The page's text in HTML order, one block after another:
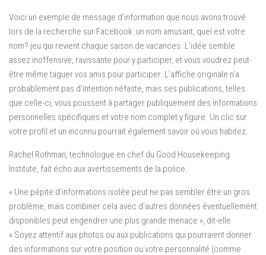
Voici un exemple de message d’information que nous avons trouvé
lors de la recherche sur Facebook: un nom amusant, quel est votre
nom? jeu qui revient chaque saison de vacances. L’idée semble
assez inoffensive, ravissante pour y participer, et vous voudrez peut-
être même taguer vos amis pour participer. L’affiche originale n’a
probablement pas d’intention néfaste, mais ses publications, telles
que celle-ci, vous poussent à partager publiquement des informations
personnelles spécifiques et votre nom complet y figure. Un clic sur
votre profil et un inconnu pourrait également savoir où vous habitez.
Rachel Rothman, technologue en chef du Good Housekeeping
Institute, fait écho aux avertissements de la police.
« Une pépite d’informations isolée peut ne pas sembler être un gros
problème, mais combiner cela avec d’autres données éventuellement
disponibles peut engendrer une plus grande menace », dit-elle.
« Soyez attentif aux photos ou aux publications qui pourraient donner
des informations sur votre position ou votre personnalité (comme